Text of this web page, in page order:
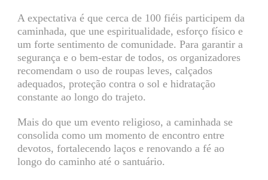
A expectativa é que cerca de 100 fiéis participem da
caminhada, que une espiritualidade, esforço físico e
um forte sentimento de comunidade. Para garantir a
segurança e o bem-estar de todos, os organizadores
recomendam o uso de roupas leves, calçados
adequados, proteção contra o sol e hidratação
constante ao longo do trajeto.
Mais do que um evento religioso, a caminhada se
consolida como um momento de encontro entre
devotos, fortalecendo laços e renovando a fé ao
longo do caminho até o santuário.